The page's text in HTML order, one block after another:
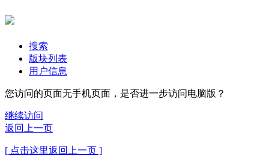
搜索
版块列表
用户信息
您访问的页面无手机页面，是否进一步访问电脑版？
继续访问
返回上一页
[ 点击这里返回上一页 ]